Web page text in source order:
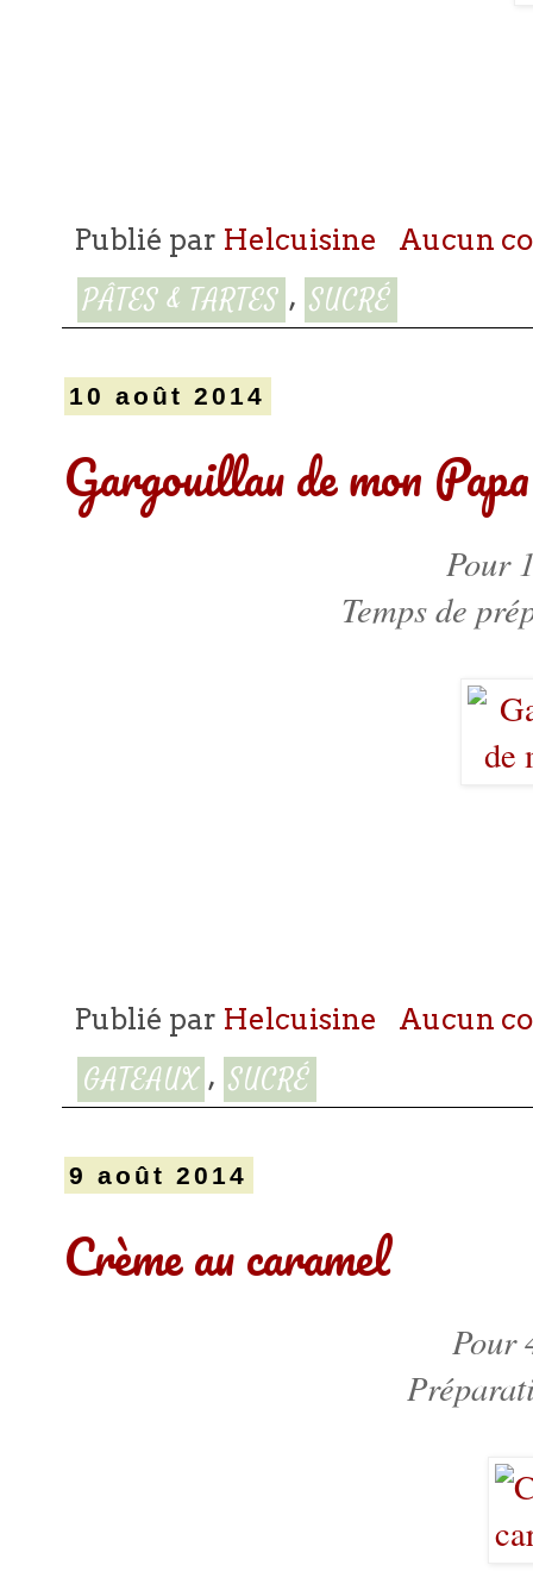
Publié par Helcuisine Aucun
PÂTES & TARTES , SUCRÉ
10 août 2014
Gargouillau de mon Papa
Pour
Temps de
Publié par Helcuisine Aucun
GATEAUX , SUCRÉ
9 août 2014
Crème au caramel
Pour